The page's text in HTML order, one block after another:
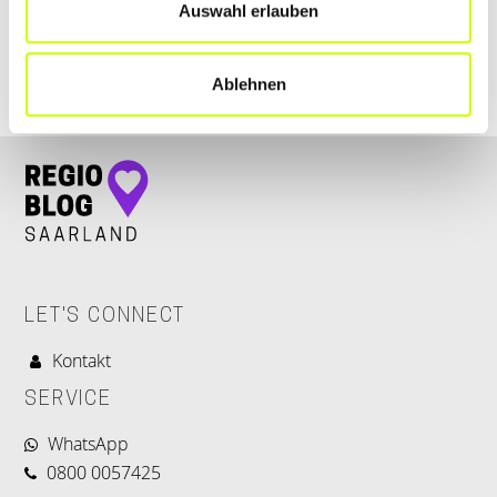
Auswahl erlauben
Ablehnen
LET'S CONNECT
Kontakt
SERVICE
WhatsApp
0800 0057425